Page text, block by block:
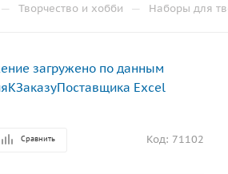
— Творчество и хобби — Наборы для
Сравнить Код: 71102